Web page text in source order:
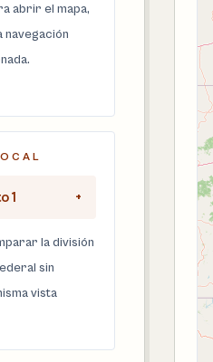
abrir el mapa,
navegación
1 +
la división
sin
vista